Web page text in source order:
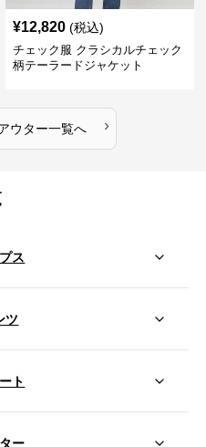
¥12,820 (税込)
チェック服 クラシカルチェック
柄テーラードジャケット
ウター一覧へ ›
ス
ツ
ト
ー